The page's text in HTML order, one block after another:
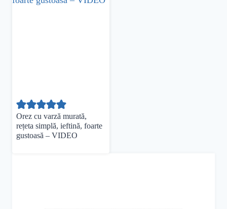
Orez cu varză murată,
rețeta simplă, ieftină, foarte
gustoasă – VIDEO